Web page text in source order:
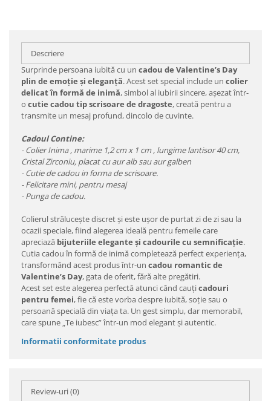
Descriere
Surprinde persoana iubită cu un cadou de Valentine’s Day
plin de emoție și eleganță. Acest set special include un colier
delicat în formă de inimă, simbol al iubirii sincere, așezat într-
o cutie cadou tip scrisoare de dragoste, creată pentru a
transmite un mesaj profund, dincolo de cuvinte.
Cadoul Contine:
- Colier Inima , marime 1,2 cm x 1 cm , lungime lantisor 40 cm,
Cristal Zirconiu, placat cu aur alb sau aur galben
- Cutie de cadou in forma de scrisoare.
- Felicitare mini, pentru mesaj
- Punga de cadou.
Colierul strălucește discret și este ușor de purtat zi de zi sau la
ocazii speciale, fiind alegerea ideală pentru femeile care
apreciază bijuteriile elegante și cadourile cu semnificație.
Cutia cadou în formă de inimă completează perfect experiența,
transformând acest produs într-un cadou romantic de
Valentine’s Day, gata de oferit, fără alte pregătiri.
Acest set este alegerea perfectă atunci când cauțicadouri
pentru femei, fie că este vorba despre iubită, soție sau o
persoană specială din viața ta. Un gest simplu, dar memorabil,
care spune „Te iubesc” într-un mod elegant și autentic.
Informatii conformitate produs
Review-uri(0)